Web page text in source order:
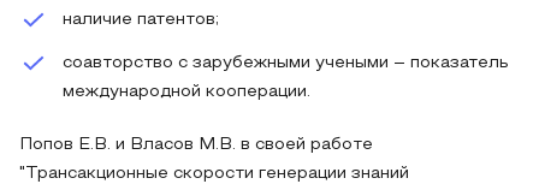
наличие патентов;
соавторство с зарубежными учеными – показатель
международной кооперации.
Попов Е.В. и Власов М.В. в своей работе
"Трансакционные скорости генерации знаний